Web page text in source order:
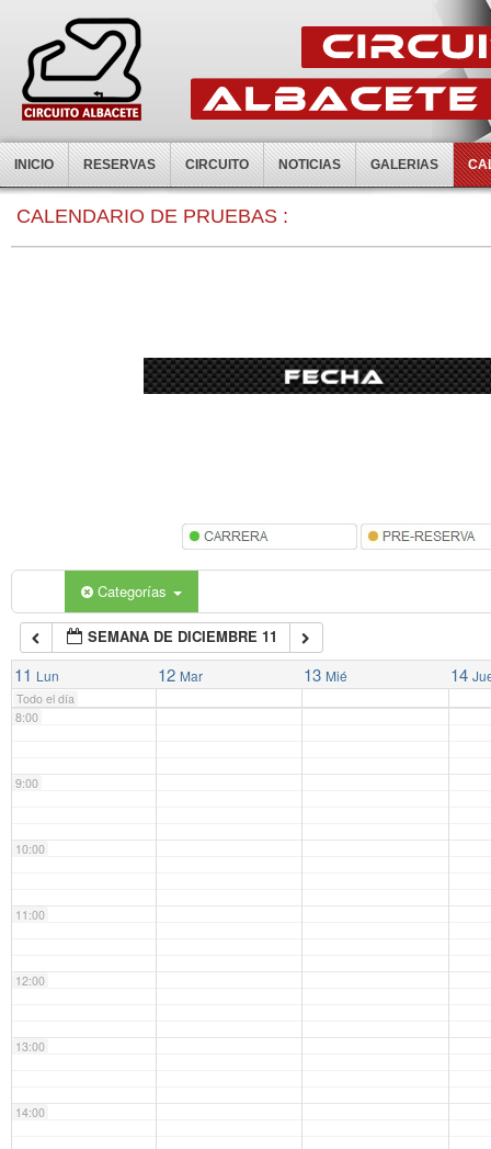
INICIO RESERVAS CIRCUITO NOTICIAS GALERIAS
CALENDARIO DE PRUEBAS :
Categorías
SEMANA DE DICIEMBRE 11
11 Lun 12 Mar 13 Mié 14
Todo el día
0:00
7:00
8:00
9:00
10:00
11:00
12:00
13:00
14:00